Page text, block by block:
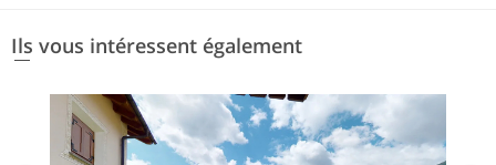
Ils vous intéressent également